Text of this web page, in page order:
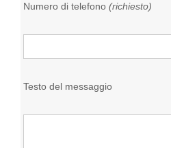
Numero di telefono(richiesto)
Testo del messaggio